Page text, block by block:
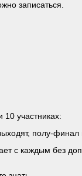
записаться.
10 участниках:
полу-
с каждым без